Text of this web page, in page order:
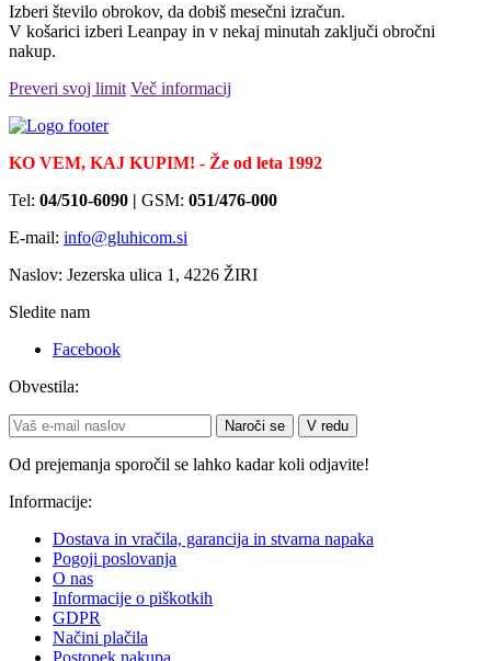
Izberi število obrokov, da dobiš mesečni izračun.
V košarici izberi Leanpay in v nekaj minutah zaključi obročni
nakup.
Preveri svoj limit Več informacij
KO VEM, KAJ KUPIM! - Že od leta 1992
Tel: 04/510-6090 | GSM: 051/476-000
E-mail: info@gluhicom.si
Naslov: Jezerska ulica 1, 4226 ŽIRI
Sledite nam
Facebook
Obvestila:
Naroči se V redu
Od prejemanja sporočil se lahko kadar koli odjavite!
Informacije:
Dostava in vračila, garancija in stvarna napaka
Pogoji poslovanja
O nas
Informacije o piškotkih
GDPR
Načini plačila
Postopek nakupa